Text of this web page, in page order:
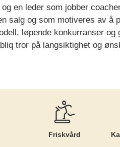
en leder som jobber
salg og som motiveres av å
løpende konkurranser
tror på langsiktighet og
Friskvård